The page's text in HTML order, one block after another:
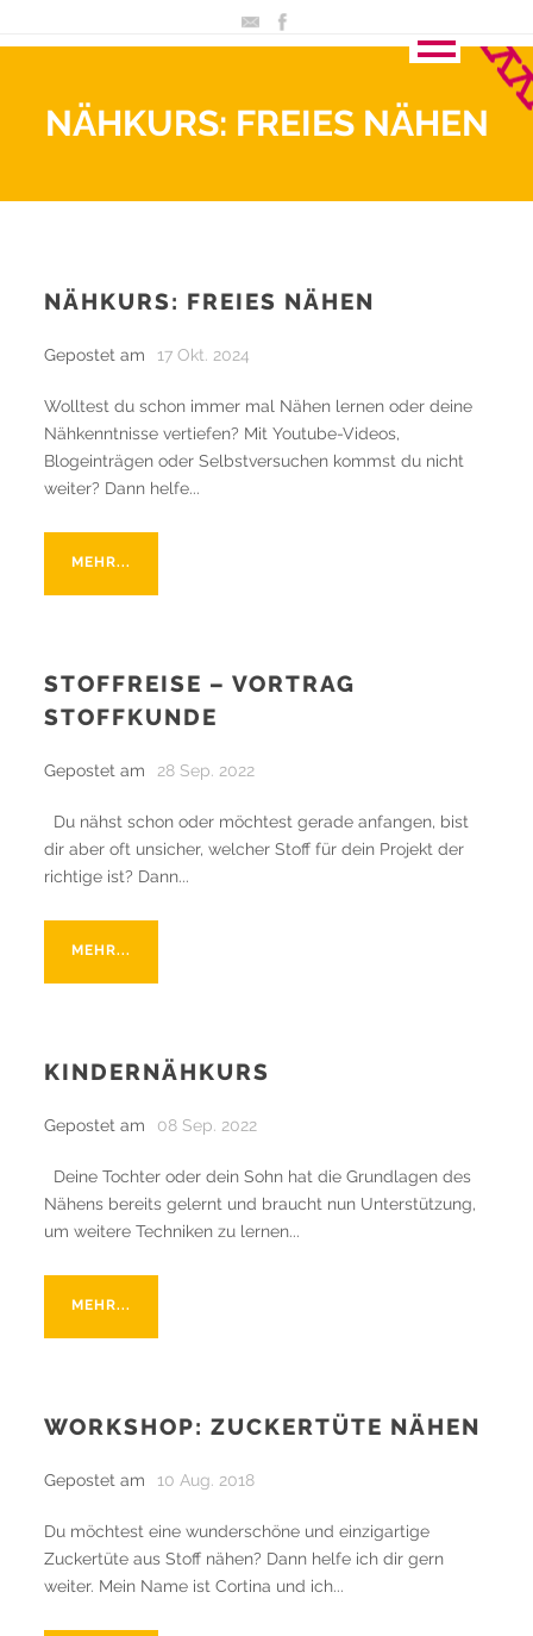
NÄHKURS: FREIES NÄHEN
NÄHKURS: FREIES NÄHEN
Gepostet am 17 Okt. 2024
Wolltest du schon immer mal Nähen lernen oder deine
Nähkenntnisse vertiefen? Mit Youtube-Videos,
Blogeinträgen oder Selbstversuchen kommst du nicht
weiter? Dann helfe...
MEHR...
STOFFREISE – VORTRAG
STOFFKUNDE
Gepostet am 28 Sep. 2022
Du nähst schon oder möchtest gerade anfangen, bist
dir aber oft unsicher, welcher Stoff für dein Projekt der
richtige ist? Dann...
MEHR...
KINDERNÄHKURS
Gepostet am 08 Sep. 2022
Deine Tochter oder dein Sohn hat die Grundlagen des
Nähens bereits gelernt und braucht nun Unterstützung,
um weitere Techniken zu lernen...
MEHR...
WORKSHOP: ZUCKERTÜTE NÄHEN
Gepostet am 10 Aug. 2018
Du möchtest eine wunderschöne und einzigartige
Zuckertüte aus Stoff nähen? Dann helfe ich dir gern
weiter. Mein Name ist Cortina und ich...